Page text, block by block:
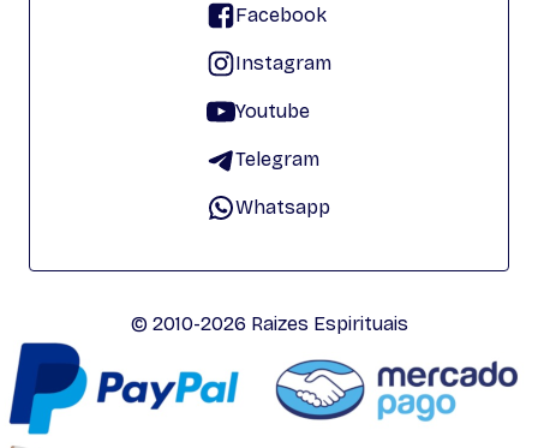
Facebook
Instagram
Youtube
Telegram
Whatsapp
© 2010-2026 Raizes Espirituais